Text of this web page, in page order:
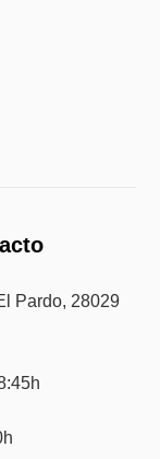
Pardo, 28029